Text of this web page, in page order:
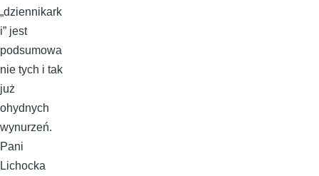
„dziennikark
i” jest
podsumowa
nie tych i tak
już
ohydnych
wynurzeń.
Pani
Lichocka